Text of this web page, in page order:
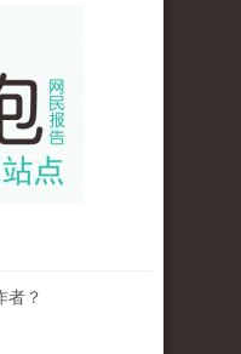
site-120814.jpg
者？